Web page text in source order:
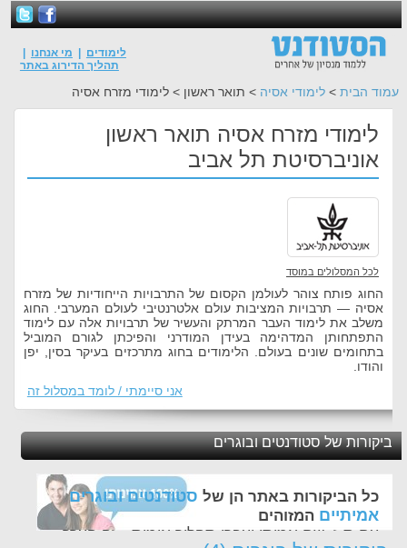
לימודים מי אנחנו
תהליך הדירוג באתר
עמוד הבית > לימודי אסיה > תואר ראשון > לימודי מזרח אסיה
לימודי מזרח אסיה תואר ראשון
אוניברסיטת תל אביב
לכל המסלולים במוסד
החוג פותח צוהר לעולמן הקסום של התרבויות הייחודיות של מזרח
אסיה — תרבויות המציבות עולם אלטרנטיבי לעולם המערבי. החוג
משלב את לימוד העבר המרתק והעשיר של תרבויות אלה עם לימוד
התפתחותן המדהימה בעידן המודרני והפיכתן לגורם המוביל
בתחומים שונים בעולם. הלימודים בחוג מתרכזים בעיקר בסין, יפן
והודו.
אני סיימתי / לומד במסלול זה
ביקורות של סטודנטים ובוגרים
כל הביקורות באתר הן של סטודנטים ובוגרים
אמיתיים המזוהים
עם ת.ז, שם אמיתי ועברו תהליך אימות - זה הערך